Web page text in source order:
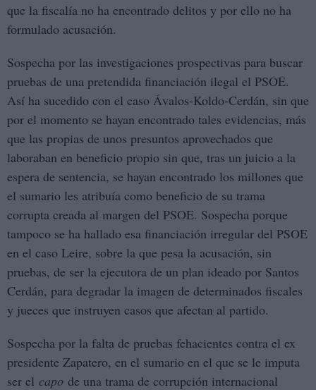
que la fiscalía no ha encontrado delitos y por ello no ha
formulado acusación.
Sospecha por las investigaciones prospectivas para buscar
pruebas de una pretendida financiación ilegal el PSOE.
Así ha sucedido con el caso Ávalos-Koldo-Cerdán, sin que
por el momento se hayan encontrado tales evidencias, más
que las propias de unos presuntos aprovechados que
laboraban en beneficio propio sin que, tras un juicio a la
espera de sentencia, se hayan encontrado los millones que
el sumario les atribuía como beneficio de su trama
corrupta creada al margen del PSOE. Sospecha porque
tampoco se ha hallado esa financiación irregular del PSOE
en el caso Leire, sobre la que pesa la acusación, sin
pruebas, de ser la ejecutora de un plan ideado por Santos
Cerdán, para degradar la imagen de determinados fiscales
y jueces que instruyen casos que afectan al partido.
Sospecha por la falta de pruebas fehacientes contra el ex
presidente Zapatero, en el sumario en el que se le imputa
ser el capo de una trama de corrupción internacional